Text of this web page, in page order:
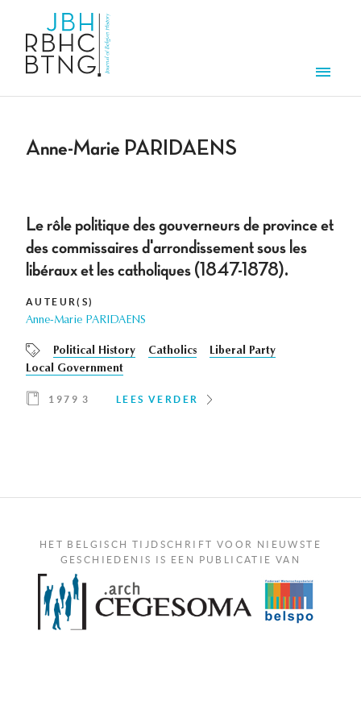
Anne-Marie PARIDAENS
Le rôle politique des gouverneurs de province et
des commissaires d'arrondissement sous les
libéraux et les catholiques (1847-1878).
AUTEUR(S)
Anne-Marie PARIDAENS
Political History Catholics
Liberal Party
Local Government
1979 3 LEES VERDER
HET BELGISCH TIJDSCHRIFT VOOR NIEUWSTE
GESCHIEDENIS IS EEN PUBLICATIE VAN